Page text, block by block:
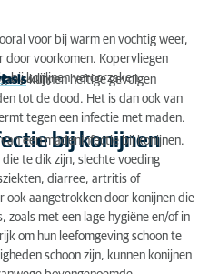
voor bij warm en vochtig weer,
door voorkomen. Kopervliegen
bij konijnen veroorzaken.
kunnen heftige gevolgen
tot de dood. Het is dan ook van
tegen een infectie met maden.
bij konijnen
een madeninfectie bij konijnen.
te dik zijn, slechte voeding
diarree, artritis of
ook aangetrokken door konijnen die
zoals met een lage hygiëne en/of in
om hun leefomgeving schoon te
schoon zijn, kunnen konijnen